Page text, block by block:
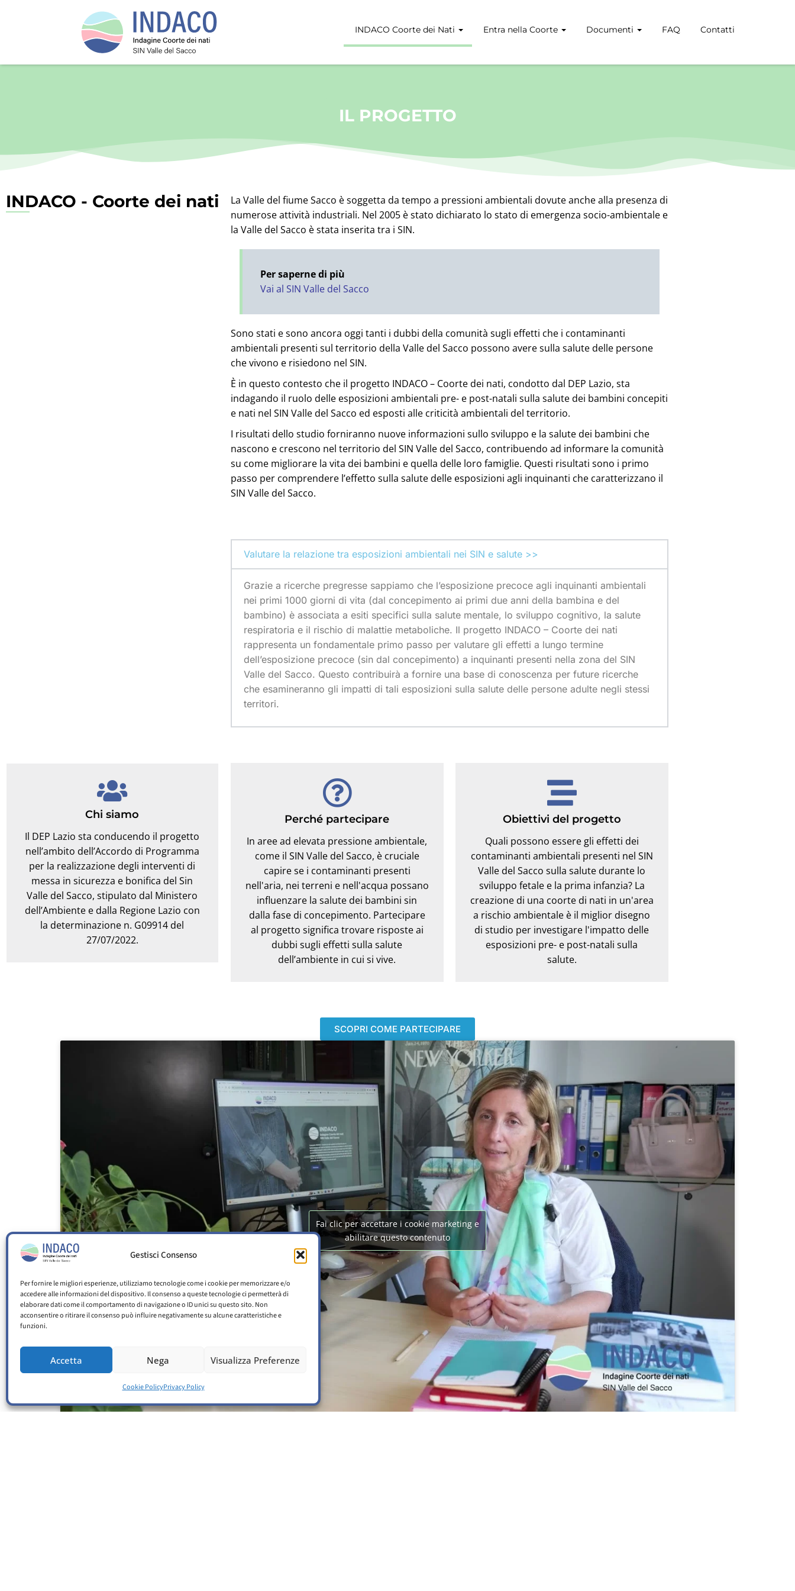
Gestisci Consenso
Per fornire le migliori esperienze, utilizziamo tecnologie come i cookie per memorizzare e/o
accedere alle informazioni del dispositivo. Il consenso a queste tecnologie ci permetterà di
elaborare dati come il comportamento di navigazione o ID unici su questo sito. Non
acconsentire o ritirare il consenso può influire negativamente su alcune caratteristiche e
funzioni.
Accetta Nega Visualizza Preferenze
Cookie PolicyPrivacy Policy
INDACO Coorte dei Nati Entra nella Coorte Documenti FAQ Contatti
IL PROGETTO
INDACO - Coorte dei nati
La Valle del fiume Sacco è soggetta da tempo a pressioni ambientali dovute anche alla presenza di
numerose attività industriali. Nel 2005 è stato dichiarato lo stato di emergenza socio-ambientale e
la Valle del Sacco è stata inserita tra i SIN.
Per saperne di più
Vai al SIN Valle del Sacco
Sono stati e sono ancora oggi tanti i dubbi della comunità sugli effetti che i contaminanti
ambientali presenti sul territorio della Valle del Sacco possono avere sulla salute delle persone
che vivono e risiedono nel SIN.
È in questo contesto che il progetto INDACO – Coorte dei nati, condotto dal DEP Lazio, sta
indagando il ruolo delle esposizioni ambientali pre- e post-natali sulla salutedei bambini concepiti
e nati nel SIN Valle del Sacco ed esposti alle criticità ambientali del territorio.
I risultati dello studio forniranno nuove informazioni sullo sviluppo e la salute dei bambini che
nascono e crescono nel territorio del SIN Valle del Sacco, contribuendo ad informare la comunità
su come migliorare la vita dei bambini e quella delle loro famiglie. Questi risultati sono i primo
passo per comprendere l’effetto sulla salute delle esposizioni agli inquinanti che caratterizzano il
SIN Valle del Sacco.
Valutare la relazione tra esposizioni ambientali nei SIN e salute >>
Grazie a ricerche pregresse sappiamo che l’esposizione precoce agli inquinanti ambientali
nei primi 1000 giorni di vita (dal concepimento ai primi due anni della bambina e del
bambino) è associata a esiti specifici sulla salute mentale, lo sviluppo cognitivo, la salute
respiratoria e il rischio di malattie metaboliche. Il progetto INDACO – Coorte dei nati
rappresenta un fondamentale primo passo per valutare gli effetti a lungo termine
dell’esposizione precoce (sin dal concepimento) a inquinanti presenti nella zona del SIN
Valle del Sacco. Questo contribuirà a fornire una base di conoscenza per future ricerche
che esamineranno gli impatti di tali esposizioni sulla salute delle persone adulte negli stessi
territori.
Chi siamo
Il DEP Lazio sta conducendo il progetto
nell’ambito dell’Accordo di Programma
per la realizzazione degli interventi di
messa in sicurezza e bonifica del Sin
Valle del Sacco, stipulato dal Ministero
dell’Ambiente e dalla Regione Lazio con
la determinazione n. G09914 del
27/07/2022.
Perché partecipare
In aree ad elevata pressione ambientale,
come il SIN Valle del Sacco, è cruciale
capire se i contaminanti presenti
nell'aria, nei terreni e nell'acqua possano
influenzare la salute dei bambini sin
dalla fase di concepimento. Partecipare
al progetto significa trovare risposte ai
dubbi sugli effetti sulla salute
dell’ambiente in cui si vive.
Obiettivi del progetto
Quali possono essere gli effetti dei
contaminanti ambientali presenti nel SIN
Valle del Sacco sulla salute durante lo
sviluppo fetale e la prima infanzia? La
creazione di una coorte di nati in un'area
a rischio ambientale è il miglior disegno
di studio per investigare l'impatto delle
esposizioni pre- e post-natali sulla
salute.
SCOPRI COME PARTECIPARE
Fai clic per accettare i cookie marketing e
abilitare questo contenuto